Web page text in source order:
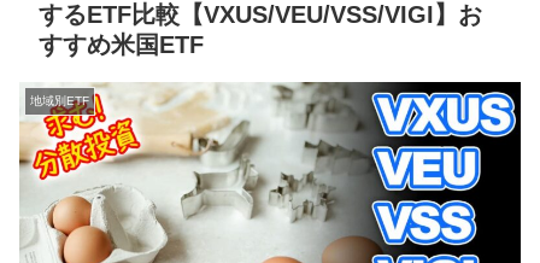
するETF比較【VXUS/VEU/VSS/VIGI】お
すすめ米国ETF
地域別ETF